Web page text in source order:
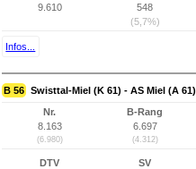
9.610
548
(5,7%)
Infos...
B 56 Swisttal-Miel (K 61) - AS Miel (A 61)
Nr.
8.163
(6.980)
B-Rang
6.697
(4.312)
DTV
SV